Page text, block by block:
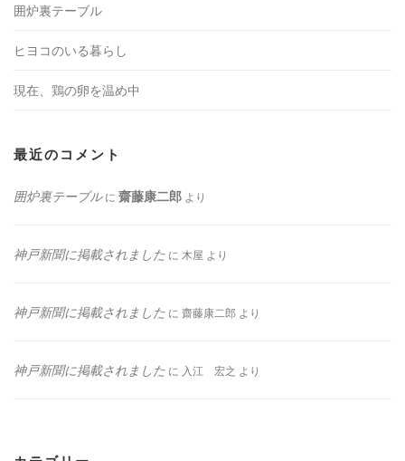
囲炉裏テーブル
ヒヨコのいる暮らし
現在、鶏の卵を温め中
最近のコメント
囲炉裏テーブルに 齋藤康二郎 より
神戸新聞に掲載されました に 木屋 より
神戸新聞に掲載されました に 齋藤康二郎 より
神戸新聞に掲載されました に 入江 宏之 より